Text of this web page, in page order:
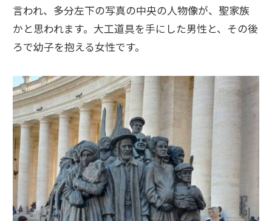
言われ、多分左下の写真の中央の人物像が、聖家族
かと思われます。大工道具を手にした男性と、その後
ろで幼子を抱える女性です。